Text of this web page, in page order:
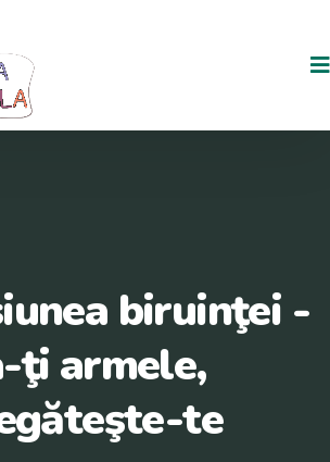
biruinţei -
ţi armele,
te